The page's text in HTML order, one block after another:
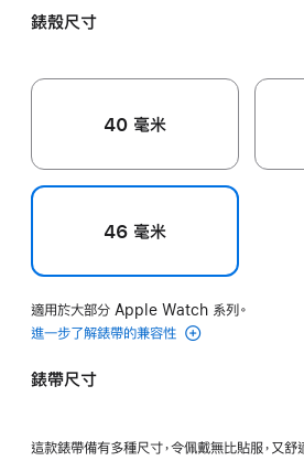
藍
錶殼尺寸
40 毫米
46 毫米
適用於大部分 Apple Watch 系列。
進一步了解錶帶的兼容性
錶帶尺寸
這款錶帶備有多種尺寸，令佩戴無比貼服，又舒